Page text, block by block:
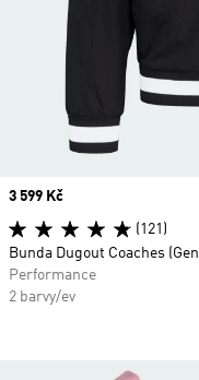
Price
3 599 Kč
(121)
Bunda Dugout Coaches
Performance
2 barvy/ev